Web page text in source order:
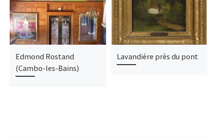
Edmond Rostand
(Cambo-les-Bains)
Lavandière près du pont